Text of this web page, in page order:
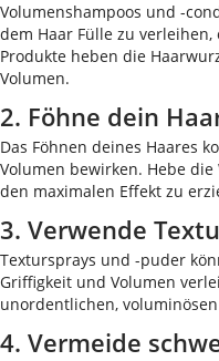
Volumenshampoos und -
dem Haar Fülle zu
Produkte heben die
Volumen.
2. Föhne dein
Das Föhnen deines Haares
Volumen bewirken. Hebe
den maximalen Effekt zu
3. Verwende
Textursprays und -puder
Griffigkeit und Volumen
unordentlichen,
4. Vermeide